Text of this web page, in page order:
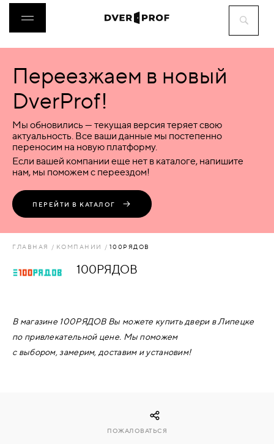
ДВЕРИ
ФУРНИТУРА
ВОРОТА
ПЕРЕГОРОДКИ
АКСЕССУАРЫ
И
Переезжаем в новый
DverProf!
Мы обновились — текущая версия теряет свою
актуальность. Все ваши данные мы постепенно
переносим на новую платформу.
Если вашей компании еще нет в каталоге, напишите
нам, мы поможем с переездом!
ПЕРЕЙТИ В КАТАЛОГ
ГЛАВНАЯ КОМПАНИИ 100РЯДОВ
100РЯДОВ
В магазине 100РЯДОВ Вы можете купить двери в Липецке
по привлекательной цене. Мы поможем
с выбором, замерим, доставим и установим!
ПОЖАЛОВАТЬСЯ